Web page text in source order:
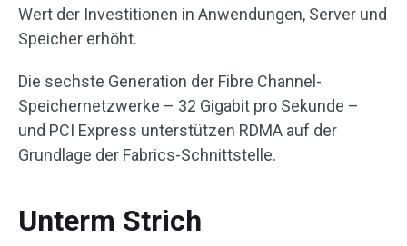
Wert der Investitionen in Anwendungen, Server und
Speicher erhöht.
Die sechste Generation der Fibre Channel-
Speichernetzwerke – 32 Gigabit pro Sekunde –
und PCI Express unterstützen RDMA auf der
Grundlage der Fabrics-Schnittstelle.
Unterm Strich